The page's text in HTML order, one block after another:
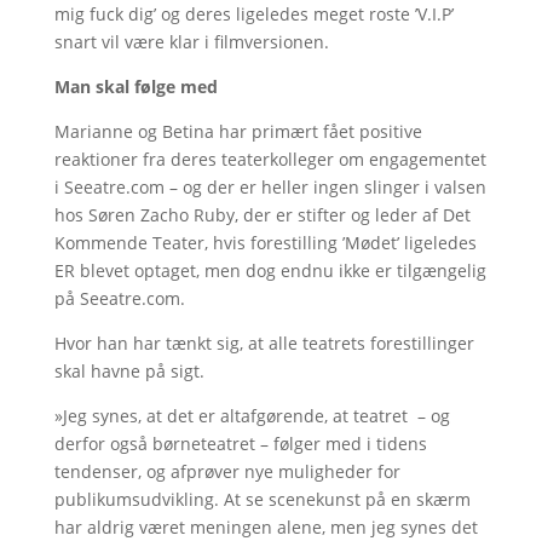
mig fuck dig’ og deres ligeledes meget roste ’V.I.P’
snart vil være klar i filmversionen.
Man skal følge med
Marianne og Betina har primært fået positive
reaktioner fra deres teaterkolleger om engagementet
i Seeatre.com – og der er heller ingen slinger i valsen
hos Søren Zacho Ruby, der er stifter og leder af Det
Kommende Teater, hvis forestilling ’Mødet’ ligeledes
ER blevet optaget, men dog endnu ikke er tilgængelig
på Seeatre.com.
Hvor han har tænkt sig, at alle teatrets forestillinger
skal havne på sigt.
»Jeg synes, at det er altafgørende, at teatret – og
derfor også børneteatret – følger med i tidens
tendenser, og afprøver nye muligheder for
publikumsudvikling. At se scenekunst på en skærm
har aldrig været meningen alene, men jeg synes det